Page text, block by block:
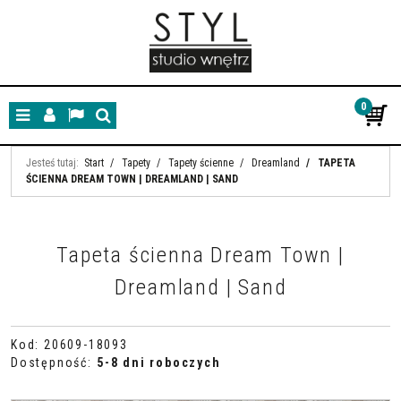
MenuPanelLangSzukaj
0
Jesteś tutaj: Start / Tapety / Tapety ścienne / Dreamland /
TAPETA
ŚCIENNA DREAM TOWN | DREAMLAND | SAND
Tapeta ścienna Dream Town |
Dreamland | Sand
Kod : 20609-18093
Dostępność: 5-8 dni roboczych